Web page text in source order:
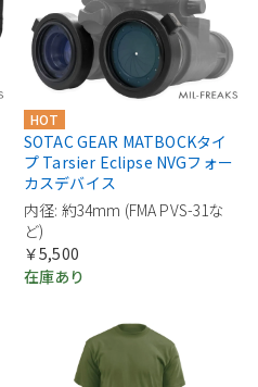
HOT
SOTAC GEAR MATBOCKタイ
プ Tarsier Eclipse NVGフォー
カスデバイス
内径: 約34mm (FMA PVS-31な
ど)
￥5,500
在庫あり